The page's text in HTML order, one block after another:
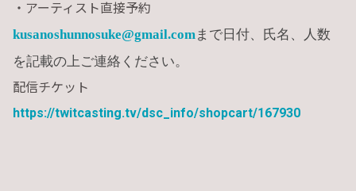
・アーティスト直接予約
kusanoshunnosuke@gmail.comまで日付、氏名、人数
を記載の上ご連絡ください。
配信チケット
https://twitcasting.tv/dsc_info/shopcart/167930